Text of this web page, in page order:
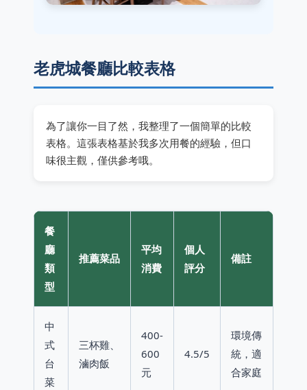
老虎城餐廳比較表格
為了讓你一目了然，我整理了一個簡單的比較
表格。這張表格基於我多次用餐的經驗，但口
味很主觀，僅供參考哦。
餐
廳
類
型
推薦菜品
平均
消費
個人
評分
備註
中
式
台
菜
三杯雞、
滷肉飯
400-
600
元
4.5/5
環境傳
統，適
合家庭